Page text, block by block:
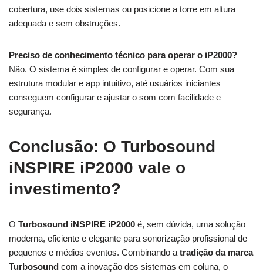
cobertura, use dois sistemas ou posicione a torre em altura
adequada e sem obstruções.
Preciso de conhecimento técnico para operar o iP2000?
Não. O sistema é simples de configurar e operar. Com sua
estrutura modular e app intuitivo, até usuários iniciantes
conseguem configurar e ajustar o som com facilidade e
segurança.
Conclusão: O Turbosound
iNSPIRE iP2000 vale o
investimento?
O Turbosound iNSPIRE iP2000 é, sem dúvida, uma solução
moderna, eficiente e elegante para sonorização profissional de
pequenos e médios eventos. Combinando a tradição da marca
Turbosound com a inovação dos sistemas em coluna, o